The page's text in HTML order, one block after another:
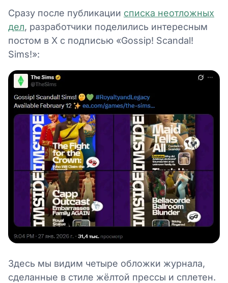
Сразу после публикации списка неотложных
дел, разработчики поделились интересным
постом в X с подписью «Gossip! Scandal!
Sims!»:
Здесь мы видим четыре обложки журнала,
сделанные в стиле жёлтой прессы и сплетен.